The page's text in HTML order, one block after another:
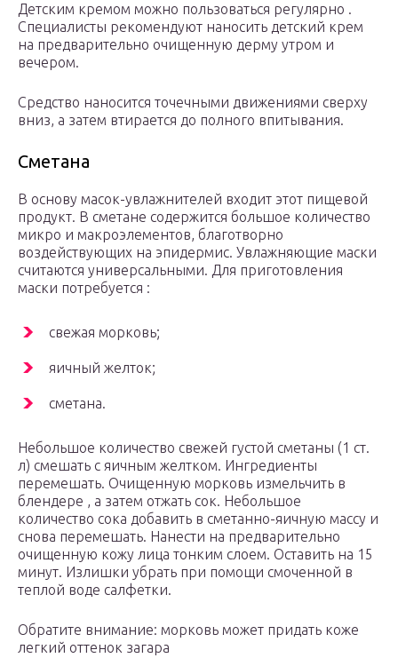
Детским кремом можно пользоваться регулярно .
Специалисты рекомендуют наносить детский крем
на предварительно очищенную дерму утром и
вечером.
Средство наносится точечными движениями сверху
вниз, а затем втирается до полного впитывания.
Сметана
В основу масок-увлажнителей входит этот пищевой
продукт. В сметане содержится большое количество
микро и макроэлементов, благотворно
воздействующих на эпидермис. Увлажняющие маски
считаются универсальными. Для приготовления
маски потребуется :
свежая морковь;
яичный желток;
сметана.
Небольшое количество свежей густой сметаны (1 ст.
л) смешать с яичным желтком. Ингредиенты
перемешать. Очищенную морковь измельчить в
блендере , а затем отжать сок. Небольшое
количество сока добавить в сметанно-яичную массу и
снова перемешать. Нанести на предварительно
очищенную кожу лица тонким слоем. Оставить на 15
минут. Излишки убрать при помощи смоченной в
теплой воде салфетки.
Обратите внимание: морковь может придать коже
легкий оттенок загара